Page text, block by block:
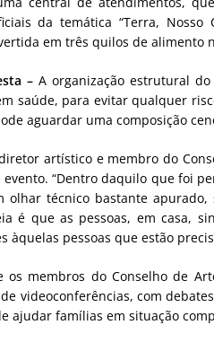
da temática “Terra,
em três quilos de alimento
–A organização estrutural do
saúde, para evitar qualquer
aguardar uma composição
artístico e membro do
“Dentro daquilo que foi
olhar técnico bastante
é que as pessoas, em casa,
àquelas pessoas que estão
os membros do Conselho de
videoconferências, com
ajudar famílias em situação